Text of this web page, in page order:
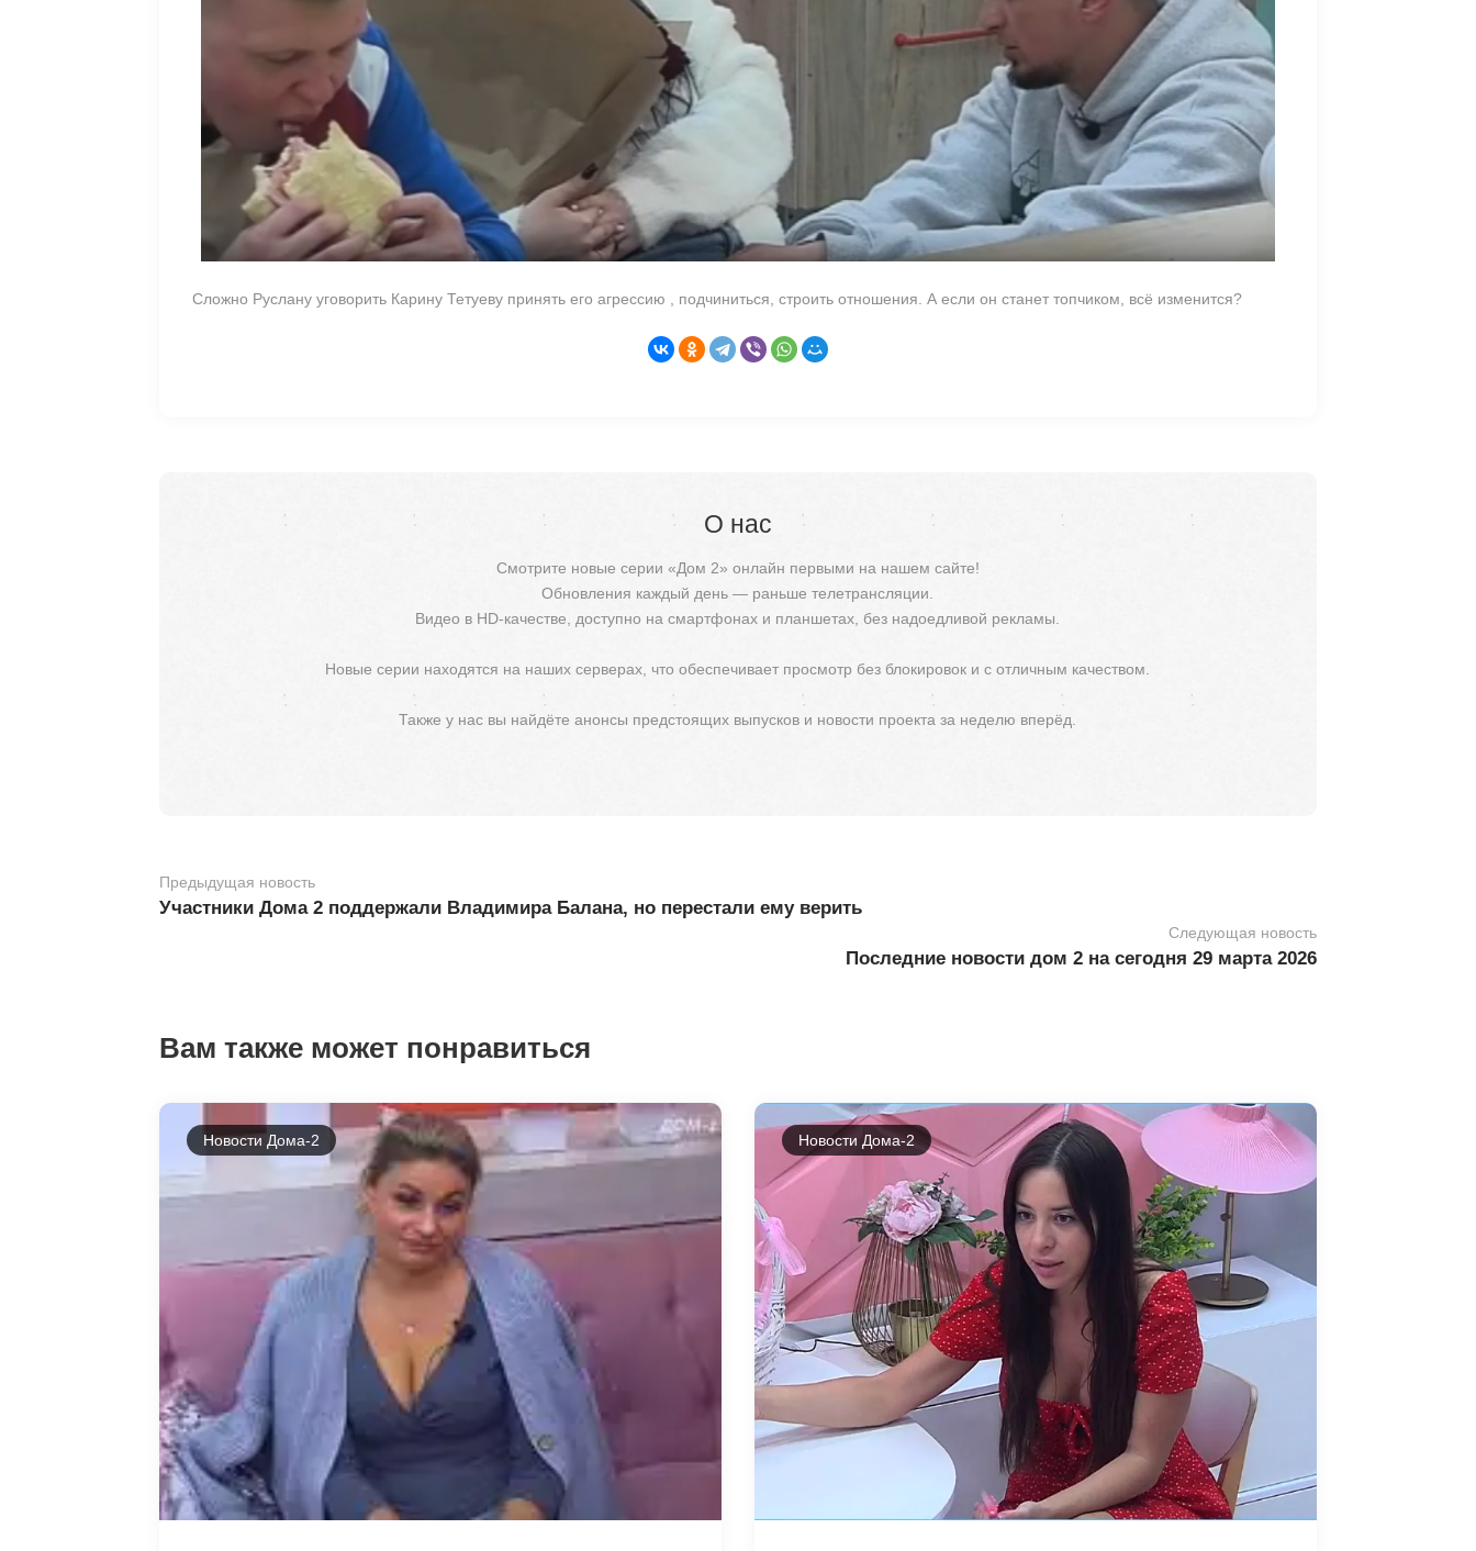
Сложно Руслану уговорить Карину Тетуеву принять его агрессию , подчиниться, строить отношения. А если он станет топчиком, всё изменится?
О нас
Смотрите новые серии «Дом 2» онлайн первыми на нашем сайте!
Обновления каждый день — раньше телетрансляции.
Видео в HD-качестве, доступно на смартфонах и планшетах, без надоедливой рекламы.
Новые серии находятся на наших серверах, что обеспечивает просмотр без блокировок и с отличным качеством.
Также у нас вы найдёте анонсы предстоящих выпусков и новости проекта за неделю вперёд.
Предыдущая новость
Участники Дома 2 поддержали Владимира Балана, но перестали ему верить
Следующая новость
Последние новости дом 2 на сегодня 29 марта 2026
Вам также может понравиться
Новости Дома-2 Новости Дома-2